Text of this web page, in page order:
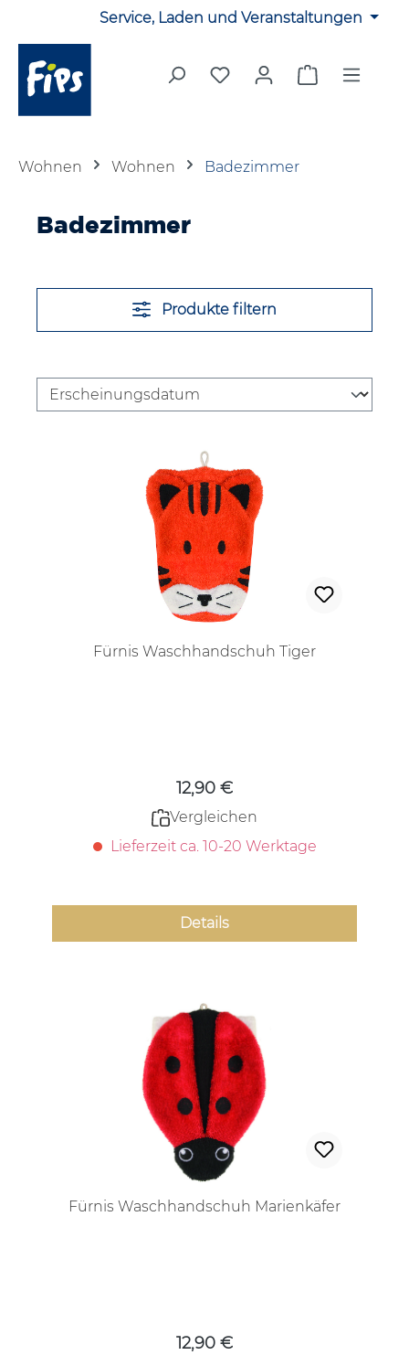
Zum Hauptinhalt springenService, Laden und Veranstaltungen
Du hast 0 Produkte auf
Warenkorb
Wohnen Wohnen Badezimmer
Badezimmer
Produkte filtern
Fürnis Waschhandschuh Tiger
12,90 €
Vergleichen
Lieferzeit ca. 10-20 Werktage
Details
Fürnis Waschhandschuh Marienkäfer
12,90 €